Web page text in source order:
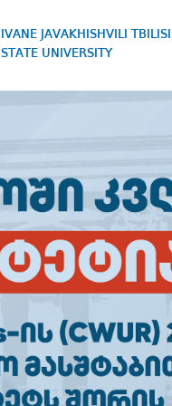
IVANE JAVAKHISHVILI TBILISI
STATE UNIVERSITY